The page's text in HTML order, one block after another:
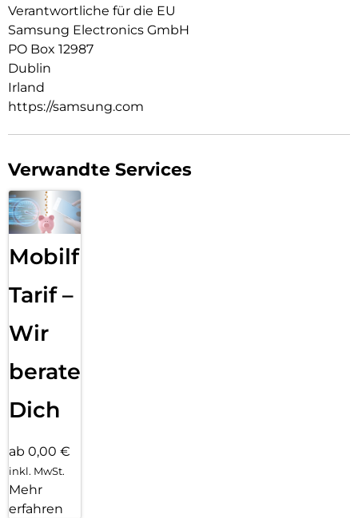
Verantwortliche für die EU
Samsung Electronics GmbH
PO Box 12987
Dublin
Irland
https://samsung.com
Verwandte Services
Mobilfunk
Tarif –
Wir
beraten
Dich
ab 0,00 €
inkl. MwSt.
Mehr
erfahren